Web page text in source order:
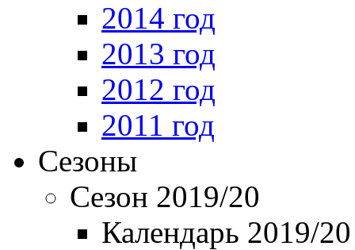
2014 год
2013 год
2012 год
2011 год
Сезоны
Сезон 2019/20
Календарь 2019/20